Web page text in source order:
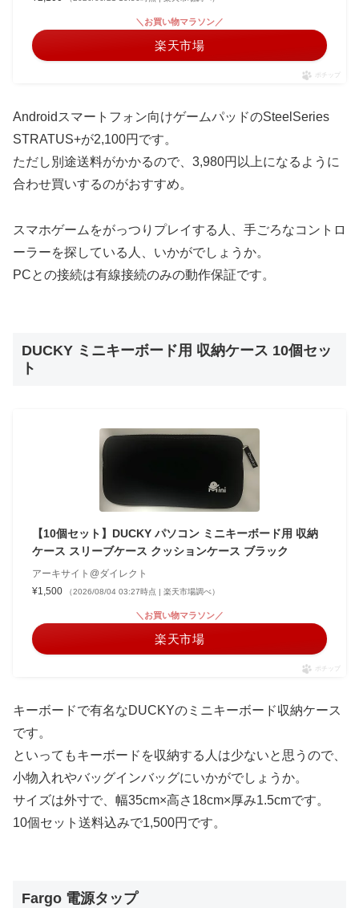
＼お買い物マラソン／
楽天市場
ポチップ
Androidスマートフォン向けゲームパッドのSteelSeries
STRATUS+が2,100円です。
ただし別途送料がかかるので、3,980円以上になるように
合わせ買いするのがおすすめ。
スマホゲームをがっつりプレイする人、手ごろなコントロ
ーラーを探している人、いかがでしょうか。
PCとの接続は有線接続のみの動作保証です。
DUCKY ミニキーボード用 収納ケース 10個セッ
ト
【10個セット】DUCKY パソコン ミニキーボード用 収納
ケース スリーブケース クッションケース ブラック
アーキサイト@ダイレクト
¥1,500
（2026/08/04 03:27時点 | 楽天市場調べ）
＼お買い物マラソン／
楽天市場
ポチップ
キーボードで有名なDUCKYのミニキーボード収納ケース
です。
といってもキーボードを収納する人は少ないと思うので、
小物入れやバッグインバッグにいかがでしょうか。
サイズは外寸で、幅35cm×高さ18cm×厚み1.5cmです。
10個セット送料込みで1,500円です。
Fargo 電源タップ